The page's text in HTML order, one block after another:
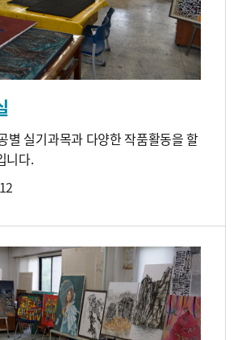
별 실기과목과 다양한 작품활동을 할
니다.